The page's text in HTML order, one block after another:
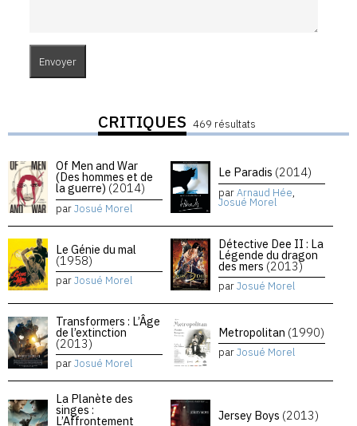
CRITIQUES 469 résultats
Of Men and War
(Des hommes et de
la guerre) (2014)
parJosué Morel
Le Paradis (2014)
parArnaud Hée,
Josué Morel
Le Génie du mal
(1958)
parJosué Morel
Détective Dee II : La
Légende du dragon
des mers (2013)
parJosué Morel
Transformers : L’Âge
de l’extinction
(2013)
parJosué Morel
Metropolitan (1990)
parJosué Morel
La Planète des
singes :
L’Affrontement Jersey Boys (2013)